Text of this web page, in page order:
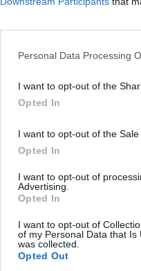
Personal Data Processing
I want to opt-out of the
Opted In
I want to opt-out of the Sale
Opted In
I want to opt-out of
Advertising.
Opted In
I want to opt-out of
of my Personal Data that
was collected.
Opted Out